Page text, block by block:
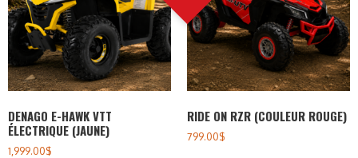
DENAGO E-HAWK VTT
ÉLECTRIQUE (JAUNE)
1,999.00$
RIDE ON RZR (COULEUR ROUGE)
799.00$